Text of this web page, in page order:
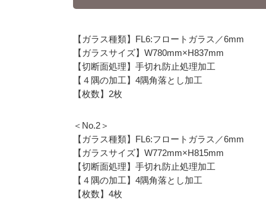
【ガラス種類】FL6:フロートガラス／6mm
【ガラスサイズ】W780mm×H837mm
【切断面処理】手切れ防止処理加工
【４隅の加工】4隅角落とし加工
【枚数】2枚
＜No.2＞
【ガラス種類】FL6:フロートガラス／6mm
【ガラスサイズ】W772mm×H815mm
【切断面処理】手切れ防止処理加工
【４隅の加工】4隅角落とし加工
【枚数】4枚